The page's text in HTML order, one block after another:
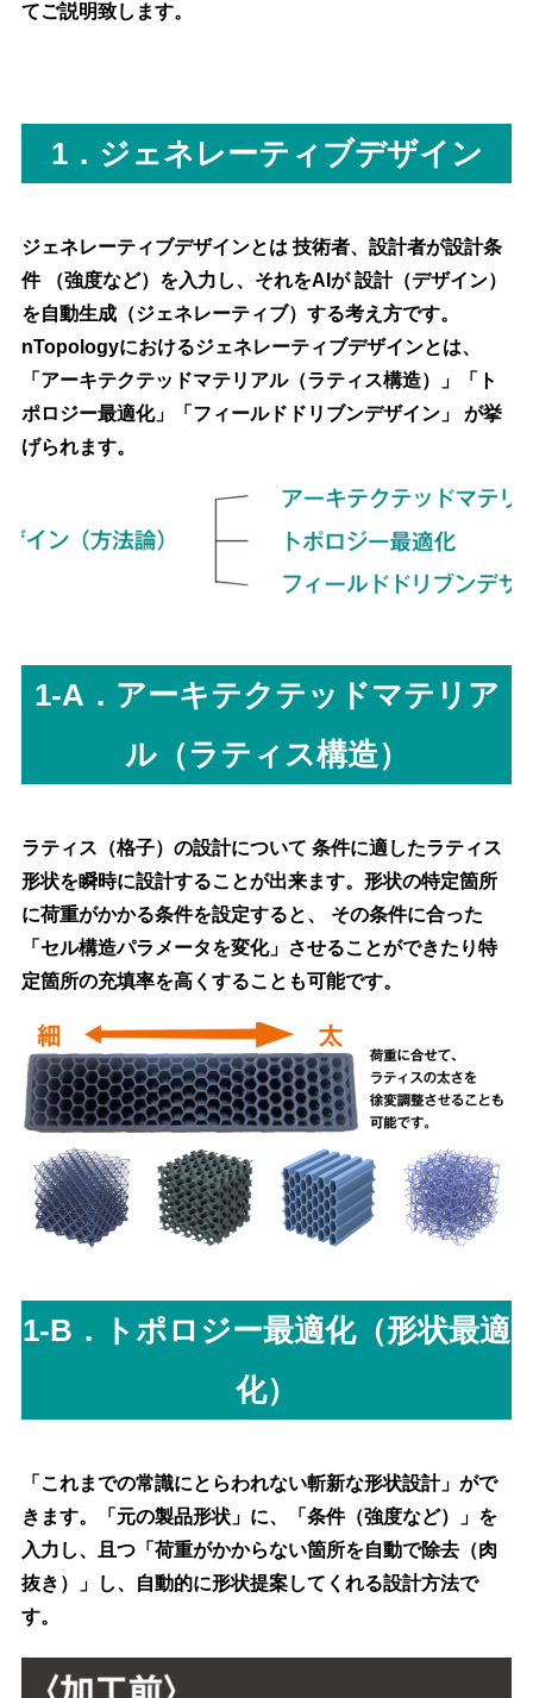
てご説明致します。
1．ジェネレーティブデザイン
ジェネレーティブデザインとは 技術者、設計者が設計条
件 （強度など）を入力し、それをAIが 設計（デザイン）
を自動生成（ジェネレーティブ）する考え方です。
nTopologyにおけるジェネレーティブデザインとは、
「アーキテクテッドマテリアル（ラティス構造）」「ト
ポロジー最適化」「フィールドドリブンデザイン」 が挙
げられます。
1-A．アーキテクテッドマテリア
ル（ラティス構造）
ラティス（格子）の設計について 条件に適したラティス
形状を瞬時に設計することが出来ます。形状の特定箇所
に荷重がかかる条件を設定すると、 その条件に合った
「セル構造パラメータを変化」させることができたり特
定箇所の充填率を高くすることも可能です。
1-B．トポロジー最適化（形状最適
化）
「これまでの常識にとらわれない斬新な形状設計」がで
きます。「元の製品形状」に、「条件（強度など）」を
入力し、且つ「荷重がかからない箇所を自動で除去（肉
抜き）」し、自動的に形状提案してくれる設計方法で
す。